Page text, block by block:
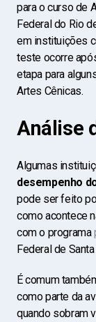
para o curso de
Federal do Rio
em instituições
teste ocorre
etapa para
Artes Cênicas.
Análise
Algumas
desempenho
pode ser feito
como acontece
com o programa
Federal de
É comum
como parte da
quando sobram